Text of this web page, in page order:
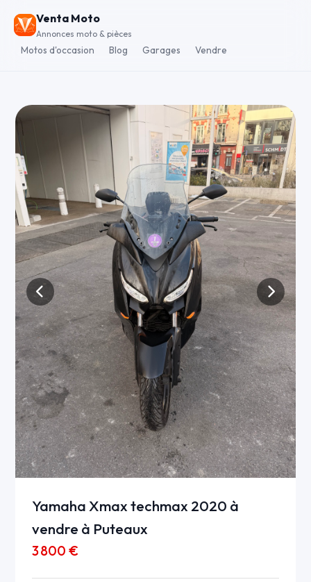
Venta Moto
Annonces moto & pièces
Motos d'occasion Blog Garages Vendre
Yamaha Xmax techmax 2020 à
vendre à Puteaux
3 800 €